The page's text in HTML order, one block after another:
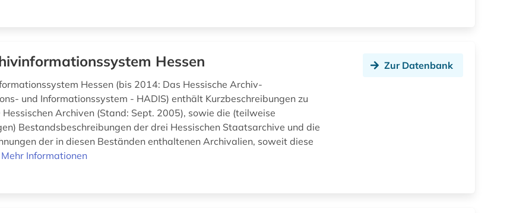
Hessen
Hessen (bis 2014: Das Hessische Archiv-
und Informationssystem - HADIS) enthält Kurzbeschreibungen zu
Archiven (Stand: Sept. 2005), sowie die (teilweise
Bestandsbeschreibungen der drei Hessischen Staatsarchive und die
der in diesen Beständen enthaltenen Archivalien, soweit diese
Mehr Informationen
Zur Datenbank